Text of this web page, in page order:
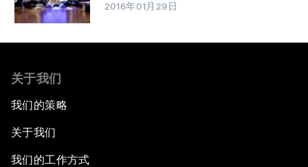
2016年01月29日
关于我们
我们的策略
关于我们
我们的工作方式